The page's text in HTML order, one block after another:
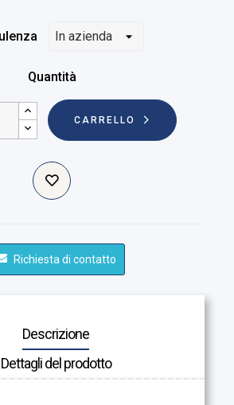
Quantità
CARRELLO
Richiesta di contatto
Descrizione
Dettagli del prodotto